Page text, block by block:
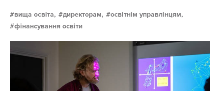
вища освіта, директорам,
освітнім управлінцям,
фінансування освіти